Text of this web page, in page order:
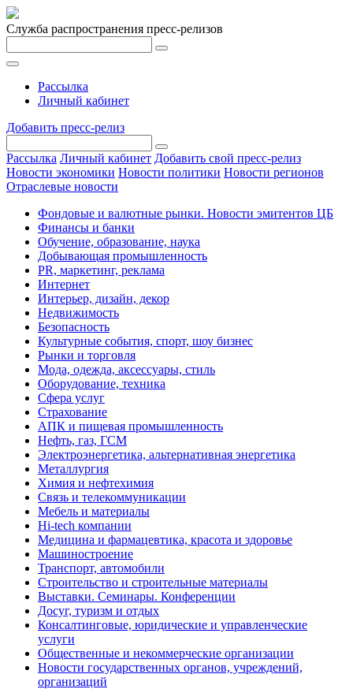
Служба распространения пресс-релизов
Рассылка
Личный кабинет
Добавить пресс-релиз
Рассылка Личный кабинет Добавить свой пресс-релиз
Новости экономики Новости политики Новости регионов
Отраслевые новости
Фондовые и валютные рынки. Новости эмитентов ЦБ
Финансы и банки
Обучение, образование, наука
Добывающая промышленность
PR, маркетинг, реклама
Интернет
Интерьер, дизайн, декор
Недвижимость
Безопасность
Культурные события, спорт, шоу бизнес
Рынки и торговля
Мода, одежда, аксессуары, стиль
Оборудование, техника
Сфера услуг
Страхование
АПК и пищевая промышленность
Нефть, газ, ГСМ
Электроэнергетика, альтернативная энергетика
Металлургия
Химия и нефтехимия
Связь и телекоммуникации
Мебель и материалы
Hi-tech компании
Медицина и фармацевтика, красота и здоровье
Машиностроение
Транспорт, автомобили
Строительство и строительные материалы
Выставки. Семинары. Конференции
Досуг, туризм и отдых
Консалтинговые, юридические и управленческие
услуги
Общественные и некоммерческие организации
Новости государственных органов, учреждений,
организаций